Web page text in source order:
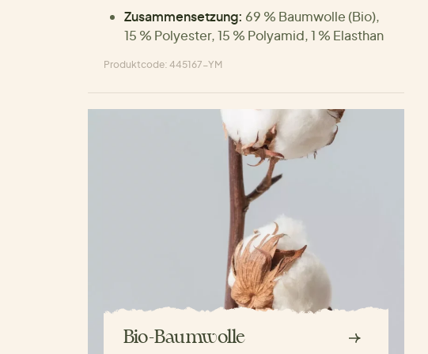
Zusammensetzung: 69 % Baumwolle (Bio),
15 % Polyester, 15 % Polyamid, 1 % Elasthan
Produktcode: 445167-YM
Bio-Baumwolle